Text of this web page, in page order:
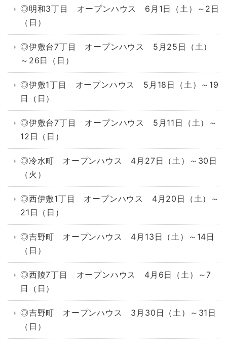
◎明和3丁目 オープンハウス 6月1日（土）～2日
（日）
◎伊敷台7丁目 オープンハウス 5月25日（土）
～26日（日）
◎伊敷1丁目 オープンハウス 5月18日（土）～19
日（日）
◎伊敷台7丁目 オープンハウス 5月11日（土）～
12日（日）
◎冷水町 オープンハウス 4月27日（土）～30日
（火）
◎西伊敷1丁目 オープンハウス 4月20日（土）～
21日（日）
◎吉野町 オープンハウス 4月13日（土）～14日
（日）
◎西陵7丁目 オープンハウス 4月6日（土）～7
日（日）
◎吉野町 オープンハウス 3月30日（土）～31日
（日）